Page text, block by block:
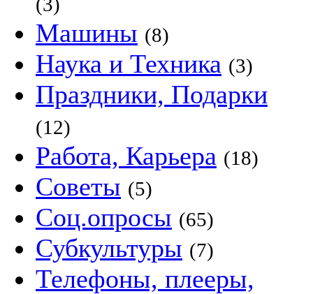
Машины (8)
Наука и Техника (3)
Праздники, Подарки
(12)
Работа, Карьера (18)
Советы (5)
Соц.опросы (65)
Субкультуры (7)
Телефоны, плееры,